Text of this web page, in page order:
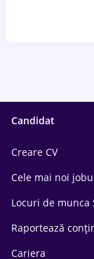
Candidat
Creare CV
Cele mai noi
Locuri de munca
Raportează
Cariera